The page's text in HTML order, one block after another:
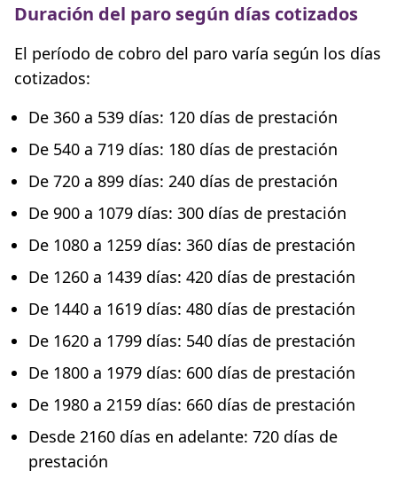
Duración del paro según días cotizados
El período de cobro del paro varía según los días
cotizados:
De 360 a 539 días: 120 días de prestación
De 540 a 719 días: 180 días de prestación
De 720 a 899 días: 240 días de prestación
De 900 a 1079 días: 300 días de prestación
De 1080 a 1259 días: 360 días de prestación
De 1260 a 1439 días: 420 días de prestación
De 1440 a 1619 días: 480 días de prestación
De 1620 a 1799 días: 540 días de prestación
De 1800 a 1979 días: 600 días de prestación
De 1980 a 2159 días: 660 días de prestación
Desde 2160 días en adelante: 720 días de
prestación